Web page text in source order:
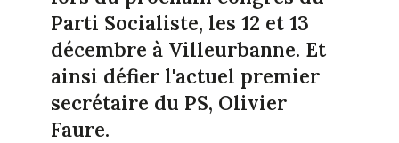
Parti Socialiste, les 12 et 13
décembre à Villeurbanne. Et
ainsi défier l'actuel premier
secrétaire du PS, Olivier
Faure.